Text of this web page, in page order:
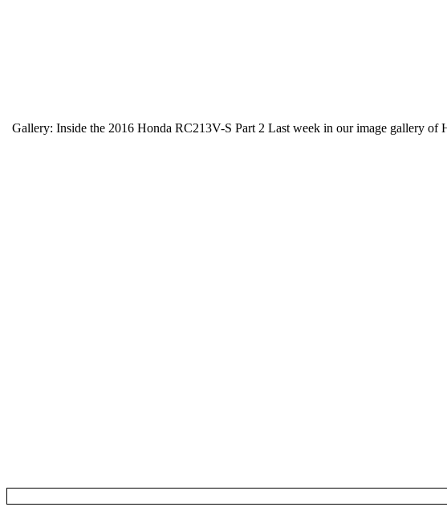
Gallery: Inside the 2016 Honda RC213V-S Part 2 Last week in our image gallery